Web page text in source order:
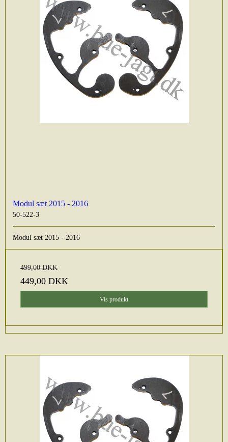
Modul sæt 2015 - 2016
50-522-3
Modul sæt 2015 - 2016
499,00 DKK
449,00 DKK
Vis produkt